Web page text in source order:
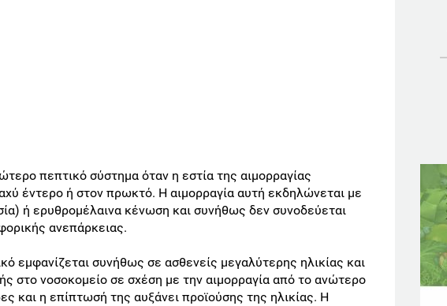
πεπτικό σύστημα όταν η εστία της αιμορραγίας
έντερο ή στον πρωκτό. Η αιμορραγία αυτή εκδηλώνεται με
ή ερυθρομέλαινα κένωση και συνήθως δεν συνοδεύεται
ανεπάρκειας.
εμφανίζεται συνήθως σε ασθενείς μεγαλύτερης ηλικίας και
στο νοσοκομείο σε σχέση με την αιμορραγία από το ανώτερο
και η επίπτωσή της αυξάνει προϊούσης της ηλικίας. Η